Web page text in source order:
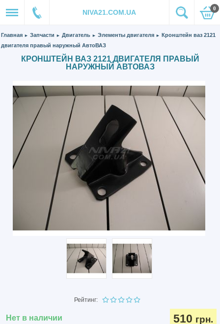
NIVA21.COM.UA 0
Главная ► Запчасти ► Двигатель ► Элементы двигателя ► Кронштейн ваз 2121
двигателя правый наружный АвтоВАЗ
КРОНШТЕЙН ВАЗ 2121 ДВИГАТЕЛЯ ПРАВЫЙ
НАРУЖНЫЙ АВТОВАЗ
Рейтинг:
Нет в наличии 510 грн.